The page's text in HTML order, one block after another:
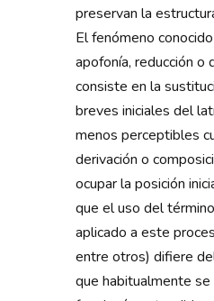
preservan la
El fenómeno
apofonía, reducción o
consiste en la
breves iniciales del
menos perceptibles
derivación o
ocupar la posición
que el uso del
aplicado a este
entre otros) difiere
que habitualmente se